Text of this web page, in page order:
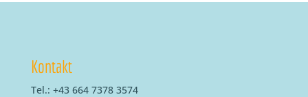
Kontakt
Tel.: +43 664 7378 3574